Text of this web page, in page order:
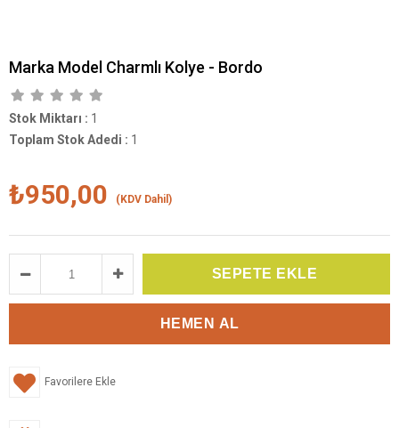
Marka Model Charmlı Kolye - Bordo
Stok Miktarı : 1
Toplam Stok Adedi : 1
₺950,00 (KDV Dahil)
Favorilere Ekle